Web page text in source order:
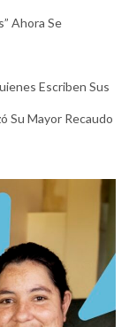
Ahora Se
Escriben Sus
Su Mayor Recaudo